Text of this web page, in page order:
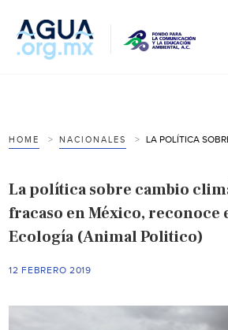
HOME NACIONALES
La política sobre cambio
fracaso en México, reconoce
Ecología (Animal Politico)
12 FEBRERO 2019